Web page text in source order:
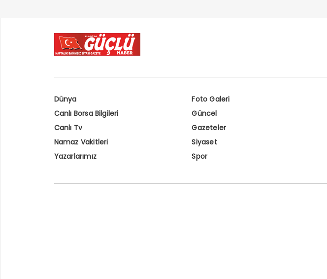
Dünya Foto Galeri
Canlı Borsa Bilgileri
Güncel
Canlı Tv
Gazeteler
Namaz Vakitleri
Siyaset
Yazarlarımız
Spor